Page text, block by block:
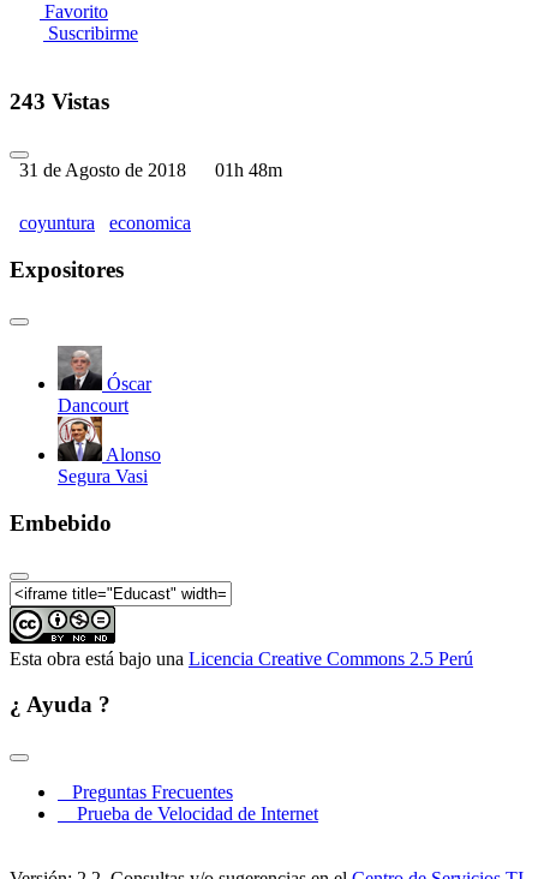
Favorito
Suscribirme
243 Vistas
31 de Agosto de 2018 01h 48m
coyuntura economica
Expositores
Óscar
Dancourt
Alonso
Segura Vasi
Embebido
Esta obra está bajo una Licencia Creative Commons 2.5 Perú
¿ Ayuda ?
Preguntas Frecuentes
Prueba de Velocidad de Internet